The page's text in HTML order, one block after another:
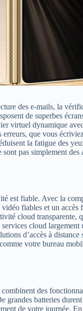
des e-mails, la
de superbes
virtuel dynamique
que vous
la fatigue des
pas simplement des
est fiable. Avec la
fiables et un
cloud transparente,
cloud largement
d’accès à
votre bureau
des
batteries
de votre journée.